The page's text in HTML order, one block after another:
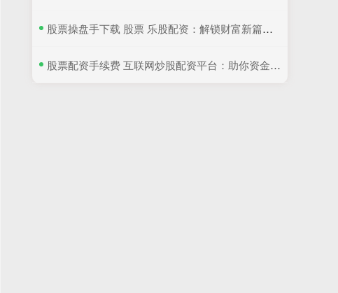
​股票操盘手下载 股票 乐股配资：解锁财富新篇章，轻松实现投资梦想
​股票配资手续费 互联网炒股配资平台：助你资金倍增，把握投资良机